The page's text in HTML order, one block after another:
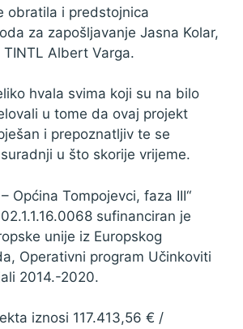
obratila i predstojnica
za zapošljavanje Jasna Kolar,
Albert Varga.
hvala svima koji su na bilo
u tome da ovaj projekt
i prepoznatljiv te se
u što skorije vrijeme.
Općina Tompojevci, faza III“
sufinanciran je
unije iz Europskog
Operativni program Učinkoviti
2014.-2020.
iznosi 117.413,56 € /